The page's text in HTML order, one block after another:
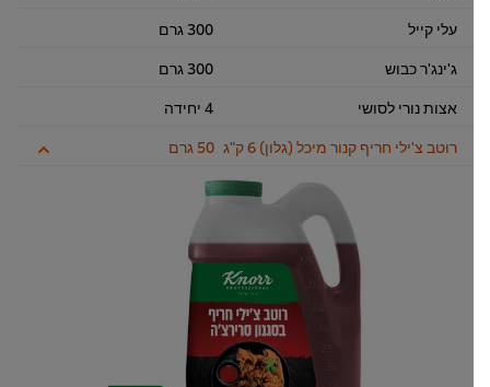
עלי קייל
300 גרם
ג'ינג'ר כבוש
300 גרם
אצות נורי לסושי
רוטב צ'ילי חריף קנור מיכל (גלון) 6 ק"ג
50 גרם